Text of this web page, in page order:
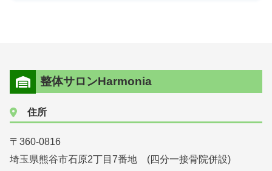
整体サロンHarmonia
住所
〒360-0816
埼玉県熊谷市石原2丁目7番地 (四分一接骨院併設)